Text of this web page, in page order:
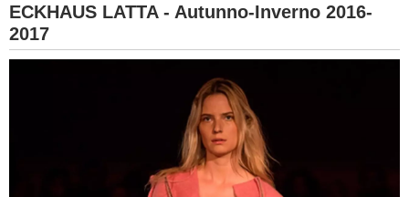
ECKHAUS LATTA - Autunno-Inverno 2016-
2017